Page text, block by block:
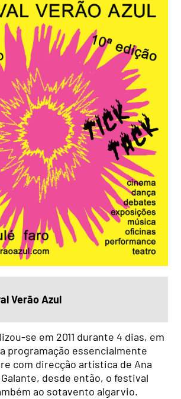
Verão Azul
se em 2011 durante 4 dias, em
programação essencialmente
com direcção artística de Ana
desde então, o festival
ao sotavento algarvio.